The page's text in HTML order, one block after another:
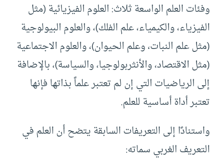
وفئات العلم الواسعة ثلاث: العلوم الفيزيائية (مثل
الفيزياء، والكيمياء، علم الفلك)، والعلوم البيولوجية
(مثل علم النبات، وعلم الحيوان)، والعلوم الاجتماعية
(مثل الاقتصاد، والأنثربولوجيا، والسياسة)، بالإضافة
إلى الرياضيات التي إن لم تعتبر علماً بذاتها فإنها
تعتبر أداة أساسية للعلم.
واستنادًا إلى التعريفات السابقة يتضح أن العلم في
التعريف الغربي سماته: